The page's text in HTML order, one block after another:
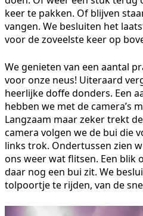
keer te pakken. Of blijven
vangen. We besluiten het
voor de zoveelste keer op
We genieten van een aantal
voor onze neus! Uiteraard
heerlijke doffe donders. Een
hebben we met de camera’s
Langzaam maar zeker trekt
camera volgen we de bui die
links trok. Ondertussen zien
ons weer wat flitsen. Een blik
daar nog een bui zit. We
tolpoortje te rijden, van de